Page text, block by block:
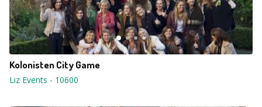
Kolonisten City Game
Liz Events - 10600